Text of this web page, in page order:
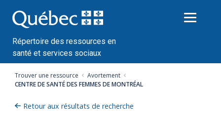
au
contenu
Répertoire des ressources en
santé et services sociaux
Trouver une ressource
Avortement
CENTRE DE SANTÉ DES FEMMES DE MONTRÉAL
Retour aux résultats de recherche